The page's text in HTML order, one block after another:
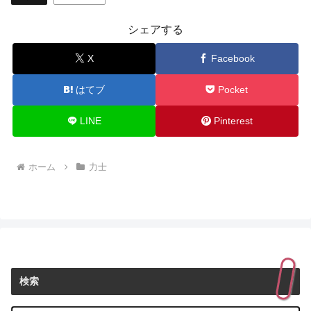
シェアする
X Facebook
はてブ Pocket
LINE Pinterest
ホーム 力士
検索